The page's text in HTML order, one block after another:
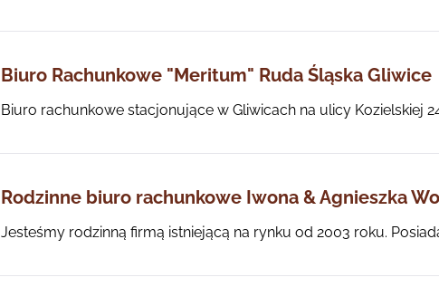
Biuro Rachunkowe "Meritum" Ruda Śląska Gliwice
Biuro rachunkowe stacjonujące w Gliwicach na ulicy Kozielskiej
Rodzinne biuro rachunkowe Iwona & Agnieszka
Jesteśmy rodzinną firmą istniejącą na rynku od 2003 roku.